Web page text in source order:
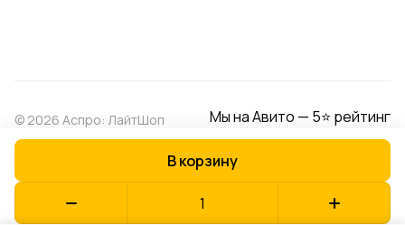
В корзину
© 2026 Аспро: ЛайтШоп Мы на Авито — 5⭐ рейтинг
Оферта
Разработано в